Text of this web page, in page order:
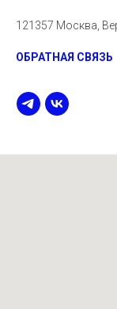
121357 Москва,
ОБРАТНАЯ СВЯЗЬ